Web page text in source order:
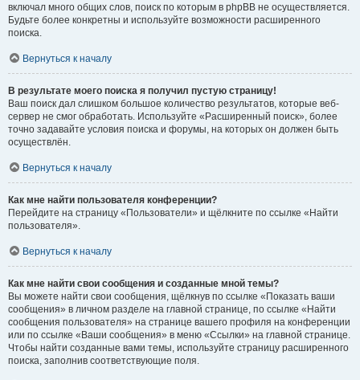
включал много общих слов, поиск по которым в phpBB не осуществляется.
Будьте более конкретны и используйте возможности расширенного
поиска.
Вернуться к началу
В результате моего поиска я получил пустую страницу!
Ваш поиск дал слишком большое количество результатов, которые веб-
сервер не смог обработать. Используйте «Расширенный поиск», более
точно задавайте условия поиска и форумы, на которых он должен быть
осуществлён.
Вернуться к началу
Как мне найти пользователя конференции?
Перейдите на страницу «Пользователи» и щёлкните по ссылке «Найти
пользователя».
Вернуться к началу
Как мне найти свои сообщения и созданные мной темы?
Вы можете найти свои сообщения, щёлкнув по ссылке «Показать ваши
сообщения» в личном разделе на главной странице, по ссылке «Найти
сообщения пользователя» на странице вашего профиля на конференции
или по ссылке «Ваши сообщения» в меню «Ссылки» на главной странице.
Чтобы найти созданные вами темы, используйте страницу расширенного
поиска, заполнив соответствующие поля.